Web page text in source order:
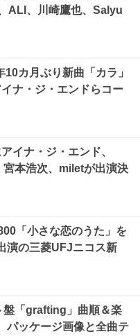
ALI、川崎鷹也、Salyu
カ月ぶり新曲「カラ」
ナ・ジ・エンドらコー
イナ・ジ・エンド、
本浩次、miletが出演決
「小さな恋のうた」を
演の三菱UFJニコス新
盤「grafting」曲順＆楽
パッケージ画像と全曲テ